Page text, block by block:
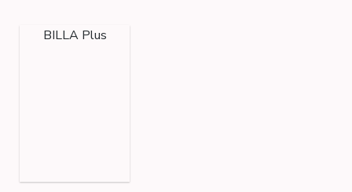
BILLA Plus